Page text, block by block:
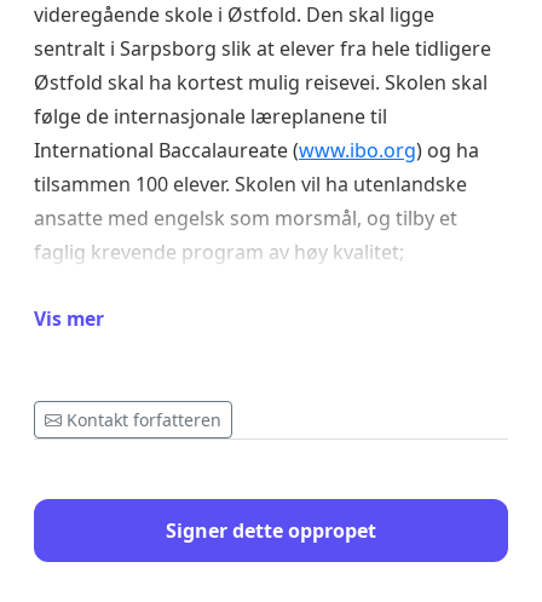
videregående skole i Østfold. Den skal ligge
sentralt i Sarpsborg slik at elever fra hele tidligere
Østfold skal ha kortest mulig reisevei. Skolen skal
følge de internasjonale læreplanene til
International Baccalaureate (www.ibo.org) og ha
tilsammen 100 elever. Skolen vil ha utenlandske
ansatte med engelsk som morsmål, og tilby et
faglig krevende program av høy kvalitet;
Skolen vil forberede elever til studier og arbeid i
Utdanningsdirektoratet har godkjent søknaden på
alle punkter, men allikevel avslått søknaden kun
skolen i Østfold.
Vi mener det motsatte er tilfelle, at det er stort
Vis mer
Kontakt forfatteren
Signer dette oppropet